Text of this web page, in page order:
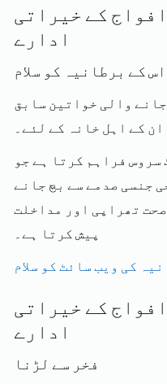
کے خیراتی
ادارے
اس کے برطانیہ کو سلام
والی خواتین سابق
کے اہل خانہ کے لئے۔
فراہم کرتا ہے جو
جنسی صدمے سے بچ جانے
تھراپی اور مداخلت
پیش کرتا ہے۔
کی ویب سائٹ کو سلام
کے خیراتی
ادارے
فخر سے لڑنا